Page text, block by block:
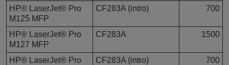
HP® LaserJet® Pro
M125 MFP
CF283A (intro) 700
HP® LaserJet® Pro
M127 MFP
CF283A 1500
HP® LaserJet® Pro
CF283A (intro) 700